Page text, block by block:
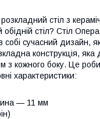
стіл з
стіл? Стіл
собі сучасний дизайн,
конструкція,
кожного боку. Це
характеристики:
— 11 мм